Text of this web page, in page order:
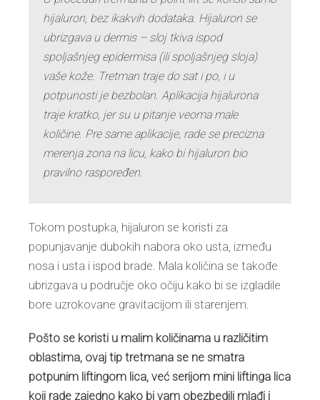
hijaluron, bez ikakvih dodataka. Hijaluron se
ubrizgava u dermis – sloj tkiva ispod
spoljašnjeg epidermisa (ili spoljašnjeg sloja)
vaše kože. Tretman traje do sat i po, i u
potpunosti je bezbolan. Aplikacija hijalurona
traje kratko, jer su u pitanje veoma male
količine. Pre same aplikacije, rade se precizna
merenja zona na licu, kako bi hijaluron bio
pravilno raspoređen.
Tokom postupka, hijaluron se koristi za
popunjavanje dubokih nabora oko usta, između
nosa i usta i ispod brade. Mala količina se takođe
ubrizgava u područje oko očiju kako bi se izgladile
bore uzrokovane gravitacijom ili starenjem.
Pošto se koristi u malim količinama u različitim
oblastima, ovaj tip tretmana se ne smatra
potpunim liftingom lica, već serijom mini liftinga lica
koji rade zajedno kako bi vam obezbedili mlađi i